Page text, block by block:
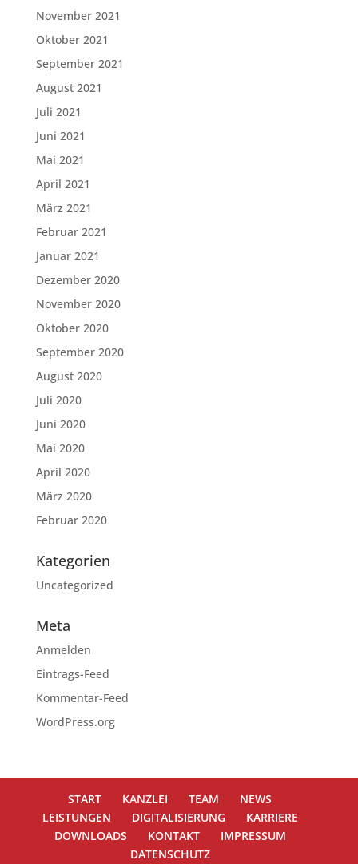
November 2021
Oktober 2021
September 2021
August 2021
Juli 2021
Juni 2021
Mai 2021
April 2021
März 2021
Februar 2021
Januar 2021
Dezember 2020
November 2020
Oktober 2020
September 2020
August 2020
Juli 2020
Juni 2020
Mai 2020
April 2020
März 2020
Februar 2020
Kategorien
Uncategorized
Meta
Anmelden
Eintrags-Feed
Kommentar-Feed
WordPress.org
START KANZLEI TEAM
NEWS
LEISTUNGEN
DIGITALISIERUNG
KARRIERE
DOWNLOADS
KONTAKT
IMPRESSUM
DATENSCHUTZ